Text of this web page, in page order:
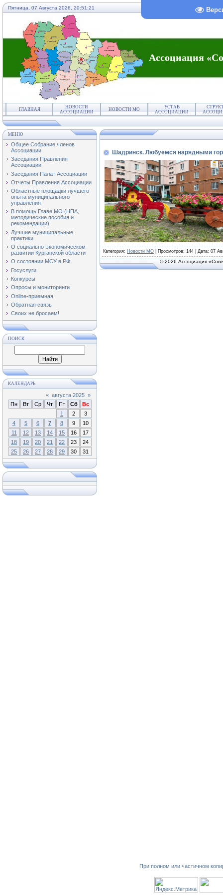
Пятница, 07 Августа 2026, 20:51:21
Ассоциация
ГЛАВНАЯ
НОВОСТИ
АССОЦИАЦИИ
НОВОСТИ МО
УСТАВ
АССОЦИАЦИИ
МЕНЮ
Общее Собрание членов
Ассоциации
Заседания Правления
Ассоциации
Заседания Палат Ассоциации
Отчеты Правления Ассоциации
Областные площадки лучшего
опыта муниципального
управления
В помощь Главе МО (НПА,
методические пособия и
рекомендации)
Лучшие муниципальные
практики
О социально-экономическом
развитии Курганской области
О состоянии МСУ в РФ
Госуслуги
Конкурсы
Опросы и мониторинги
Online-приемная
Обратная связь
Своих не бросаем!
ПОИСК
КАЛЕНДАРЬ
« августа 2025 »
Пн
Вт Ср Чт Пт Сб
Вс
1
2
3
4
5 6 7 8 9
10
11
12 13 14 15 16
17
18
19 20 21 22 23
24
25
26 27 28 29 30 31
Шадринск. Любуемся нарядными
Категория: Новости МО Просмотров: 144 | Дата: 07
© 2026 Ассоциация
При полном или частичном